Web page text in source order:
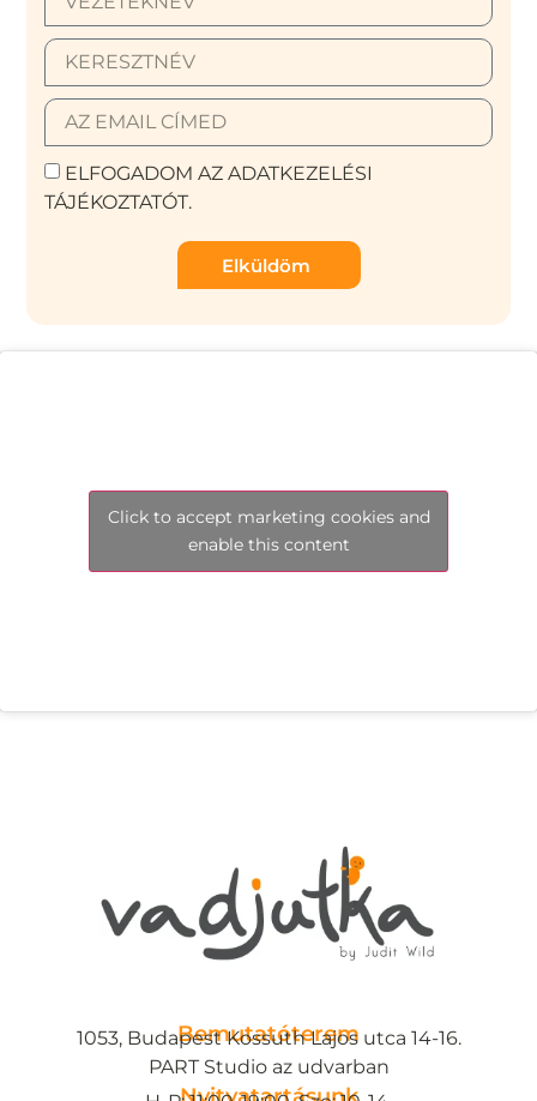
ELFOGADOM AZ ADATKEZELÉSI
TÁJÉKOZTATÓT.
Elküldöm
Click to accept marketing cookies and
enable this content
Bemutatóterem
1053, Budapest Kossuth Lajos utca 14-16.
PART Studio az udvarban